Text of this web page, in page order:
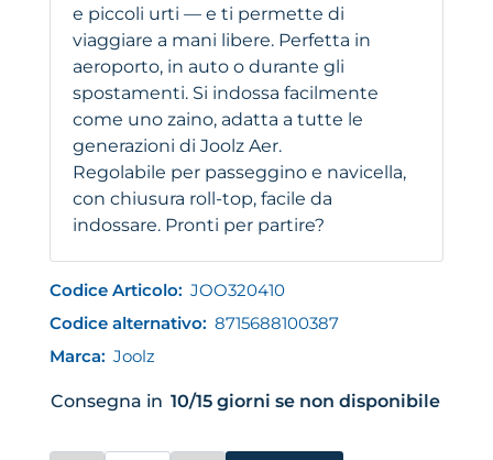
e piccoli urti — e ti permette di
viaggiare a mani libere. Perfetta in
aeroporto, in auto o durante gli
spostamenti. Si indossa facilmente
come uno zaino, adatta a tutte le
generazioni di Joolz Aer.
Regolabile per passeggino e navicella,
con chiusura roll-top, facile da
indossare. Pronti per partire?
Codice Articolo: JOO320410
Codice alternativo: 8715688100387
Marca: Joolz
Consegna in 10/15 giorni se non disponibile